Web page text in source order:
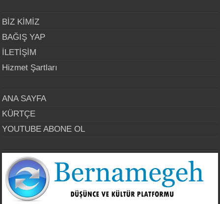
BİZ KİMİZ
BAĞIŞ YAP
İLETİŞİM
Hizmet Şartları
ANA SAYFA
KÜRTÇE
YOUTUBE ABONE OL